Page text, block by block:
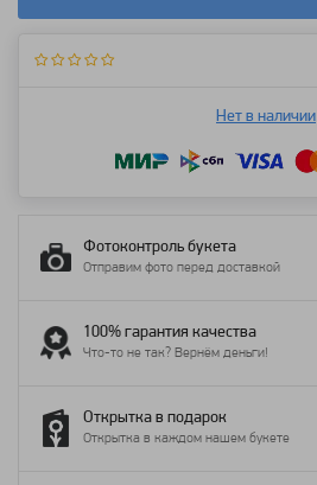
Нет в наличии
Фотоконтроль букета
Отправим фото перед доставкой
100% гарантия качества
Что-то не так? Вернём деньги!
Открытка в подарок
Открытка в каждом нашем букете